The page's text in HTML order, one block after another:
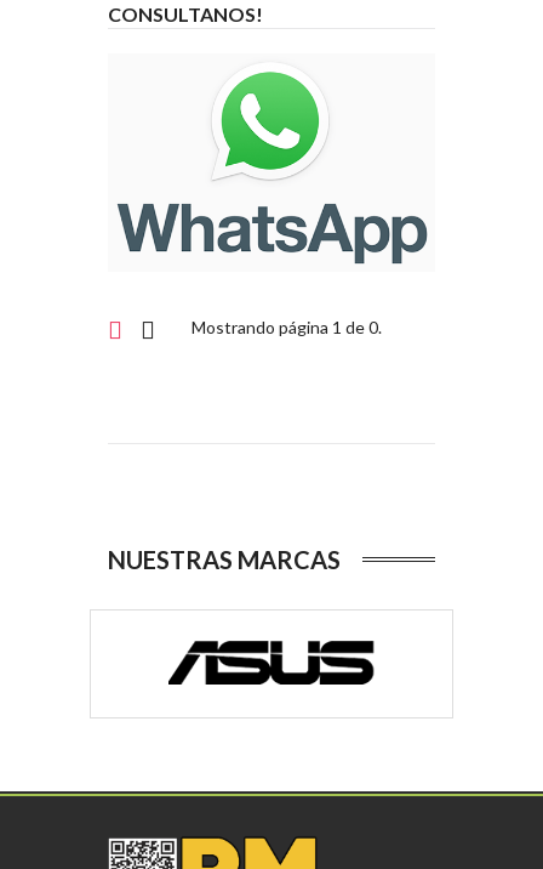
CONSULTANOS!
Mostrando página 1 de 0.
NUESTRAS MARCAS